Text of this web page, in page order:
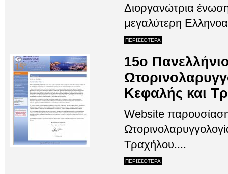
Διοργανώτρια
μεγαλύτερη
ΠΕΡΙΣΣΟΤΕΡΑ
15ο
Κεφαλής και
Website
Τραχήλου....
ΠΕΡΙΣΣΟΤΕΡΑ